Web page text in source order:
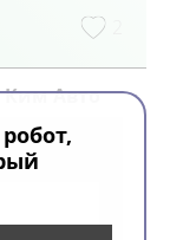
Ким Авто